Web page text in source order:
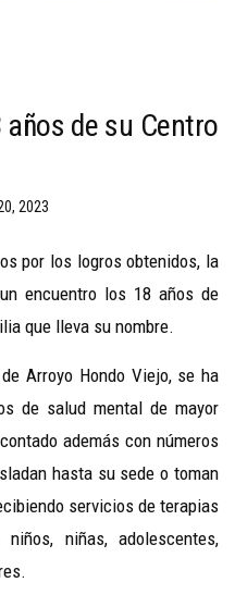
de su Centro
2023
por los logros obtenidos, la
encuentro los 18 años de
que lleva su nombre.
Arroyo Hondo Viejo, se ha
de salud mental de mayor
además con números
hasta su sede o toman
servicios de terapias
niñas, adolescentes,